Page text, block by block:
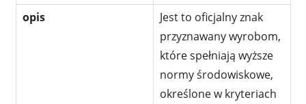
opis
Jest to oficjalny znak
przyznawany wyrobom,
które spełniają wyższe
normy środowiskowe,
określone w kryteriach